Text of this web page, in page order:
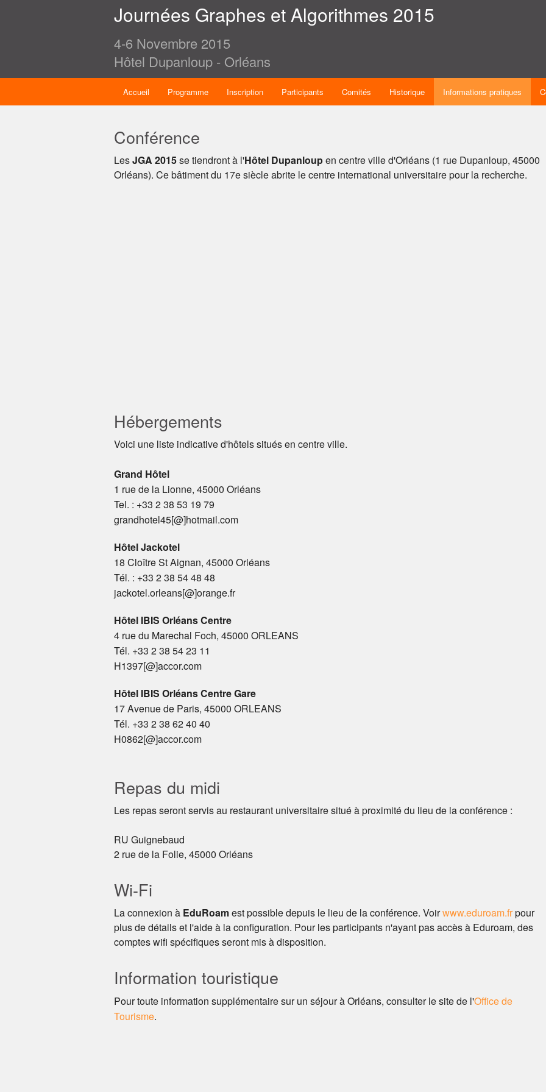
Journées Graphes et Algorithmes 2015
4-6 Novembre 2015
Hôtel Dupanloup - Orléans
Accueil Programme Inscription Participants Comités Historique Informations pratiques
Conférence
LesJGA 2015se tiendront à l'Hôtel Dupanloupen centre ville d'Orléans (1 rue Dupanloup, 45000
Orléans). Ce bâtiment du 17e siècle abrite le centre international universitaire pour la recherche.
Hébergements
Voici une liste indicative d'hôtels situés en centre ville.
Grand Hôtel
1 rue de la Lionne, 45000 Orléans
Tel. : +33 2 38 53 19 79
grandhotel45[@]hotmail.com
Hôtel Jackotel
18 Cloître St Aignan, 45000 Orléans
Tél. : +33 2 38 54 48 48
jackotel.orleans[@]orange.fr
Hôtel IBIS Orléans Centre
4 rue du Marechal Foch, 45000 ORLEANS
Tél. +33 2 38 54 23 11
H1397[@]accor.com
Hôtel IBIS Orléans Centre Gare
17 Avenue de Paris, 45000 ORLEANS
Tél. +33 2 38 62 40 40
H0862[@]accor.com
Repas du midi
Les repas seront servis au restaurant universitaire situé à proximité du lieu de la conférence :
RU Guignebaud
2 rue de la Folie, 45000 Orléans
Wi-Fi
La connexion à EduRoamest possible depuis le lieu de la conférence. Voirwww.eduroam.frpour
plus de détails et l'aide à la configuration. Pour les participants n'ayant pas accès à Eduroam, des
comptes wifi spécifiques seront mis à disposition.
Information touristique
Pour toute information supplémentaire sur un séjour à Orléans, consulter le site de l'Office de
Tourisme.